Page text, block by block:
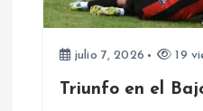
d
julio 7, 2026 19
Triunfo en el